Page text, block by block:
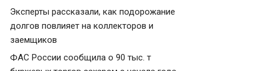
Эксперты рассказали, как подорожание
долгов повлияет на коллекторов и
заемщиков
ФАС России сообщила о 90 тыс. т